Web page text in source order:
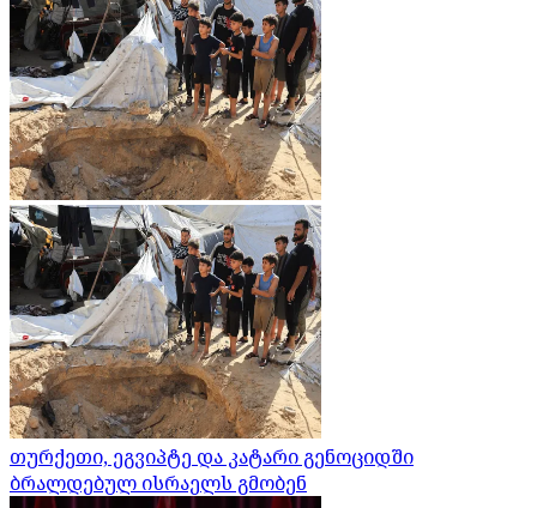
თურქეთი, ეგვიპტე და კატარი გენოციდში
ბრალდებულ ისრაელს გმობენ